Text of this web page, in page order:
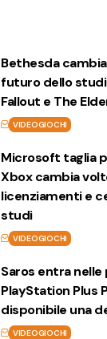
Bethesda
futuro dello
Fallout e The
VIDEOGIOCHI
Microsoft taglia
Xbox cambia
licenziamenti e
studi
VIDEOGIOCHI
Saros entra nelle
PlayStation Plus
disponibile una
VIDEOGIOCHI